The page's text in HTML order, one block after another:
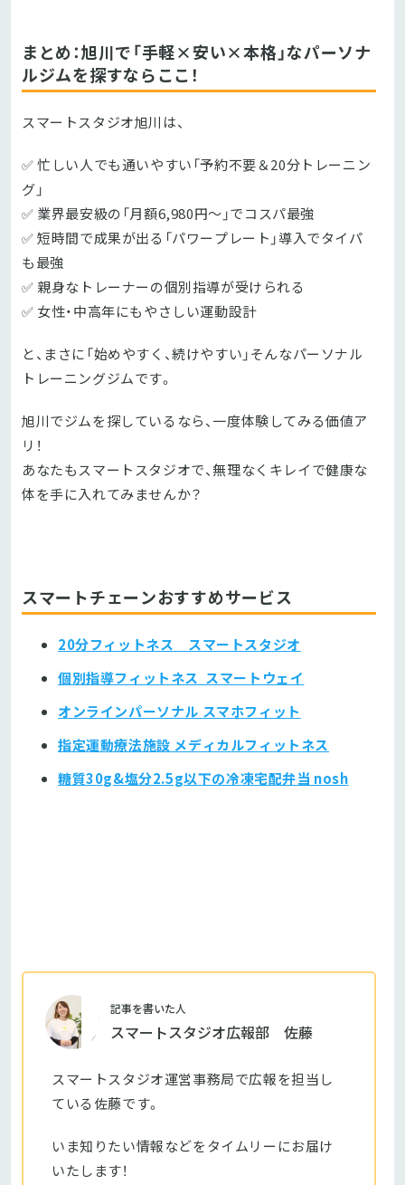
まとめ：旭川で「手軽×安い×本格」なパーソナ
ルジムを探すならここ！
スマートスタジオ旭川は、
✅ 忙しい人でも通いやすい「予約不要＆20分トレーニン
グ」
✅ 業界最安級の「月額6,980円〜」でコスパ最強
✅ 短時間で成果が出る「パワープレート」導入でタイパ
も最強
✅ 親身なトレーナーの個別指導が受けられる
✅ 女性・中高年にもやさしい運動設計
と、まさに「始めやすく、続けやすい」そんなパーソナル
トレーニングジムです。
旭川でジムを探しているなら、一度体験してみる価値ア
リ！
あなたもスマートスタジオで、無理なくキレイで健康な
体を手に入れてみませんか？
スマートチェーンおすすめサービス
20分フィットネス スマートスタジオ
個別指導フィットネス スマートウェイ
オンラインパーソナル スマホフィット
指定運動療法施設 メディカルフィットネス
糖質30g&塩分2.5g以下の冷凍宅配弁当 nosh
記事を書いた人
スマートスタジオ広報部 佐藤
スマートスタジオ運営事務局で広報を担当し
ている佐藤です。
いま知りたい情報などをタイムリーにお届け
いたします！